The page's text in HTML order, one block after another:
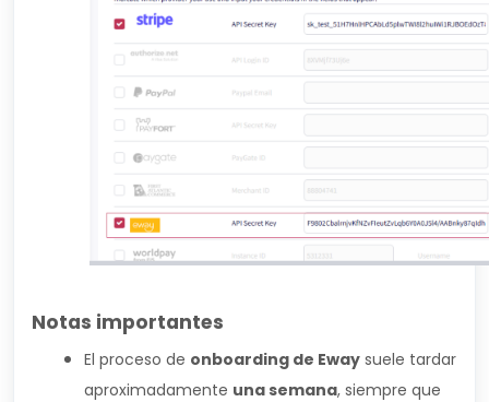
Notas importantes
El proceso de onboarding de Eway suele tardar
aproximadamente una semana, siempre que